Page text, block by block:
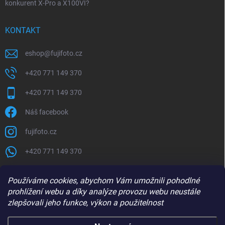
Používáme cookies, abychom Vám umožnili pohodlné
prohlížení webu a díky analýze provozu webu neustále
zlepšovali jeho funkce, výkon a použitelnost
konkurent X-Pro a X100VI?
KONTAKT
eshop@fujifoto.cz
+420 771 149 370
+420 771 149 370
Náš facebook
fujifoto.cz
+420 771 149 370
PŘIJÍMÁME ONLINE PLATBY